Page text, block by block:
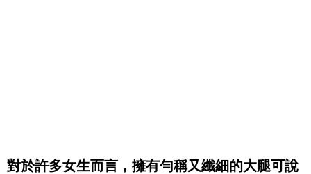
對於許多女生而言，擁有勻稱又纖細的大腿可說